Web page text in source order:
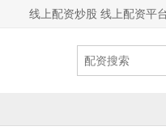
线上配资炒股 线上配资平